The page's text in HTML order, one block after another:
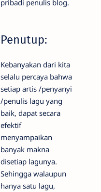
pribadi penulis blog.
Penutup:
Kebanyakan dari kita
selalu percaya bahwa
setiap artis /penyanyi
/penulis lagu yang
baik, dapat secara
efektif
menyampaikan
banyak makna
disetiap lagunya.
Sehingga walaupun
hanya satu lagu,